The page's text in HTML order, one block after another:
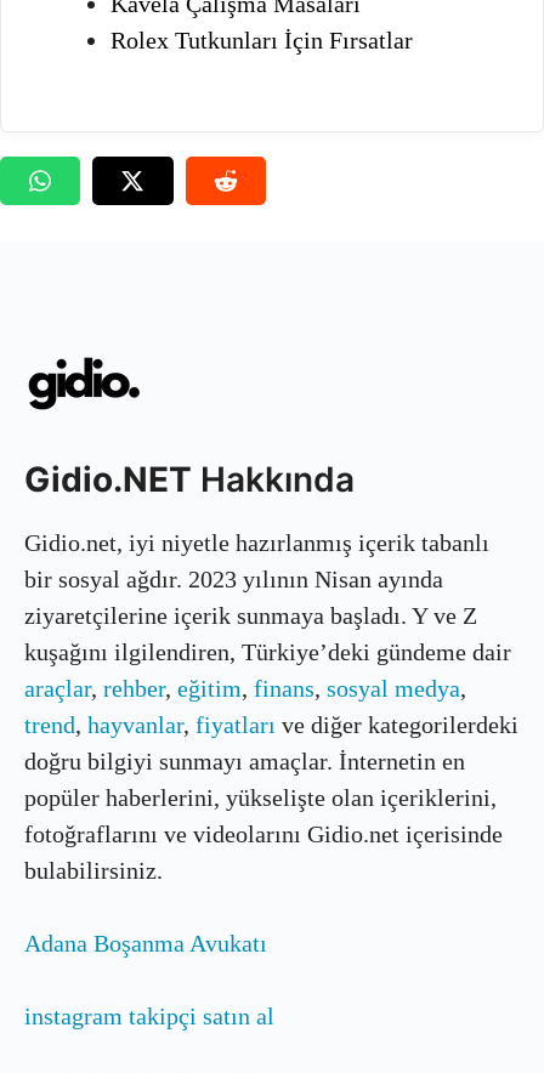
Rolex Tutkunları İçin Fırsatlar
Gidio.NET Hakkında
Gidio.net, iyi niyetle hazırlanmış içerik tabanlı
bir sosyal ağdır. 2023 yılının Nisan ayında
ziyaretçilerine içerik sunmaya başladı. Y ve Z
kuşağını ilgilendiren, Türkiye’deki gündeme dair
araçlar, rehber, eğitim, finans, sosyal medya,
trend, hayvanlar, fiyatları ve diğer kategorilerdeki
doğru bilgiyi sunmayı amaçlar. İnternetin en
popüler haberlerini, yükselişte olan içeriklerini,
fotoğraflarını ve videolarını Gidio.net içerisinde
bulabilirsiniz.
Adana Boşanma Avukatı
instagram takipçi satın al